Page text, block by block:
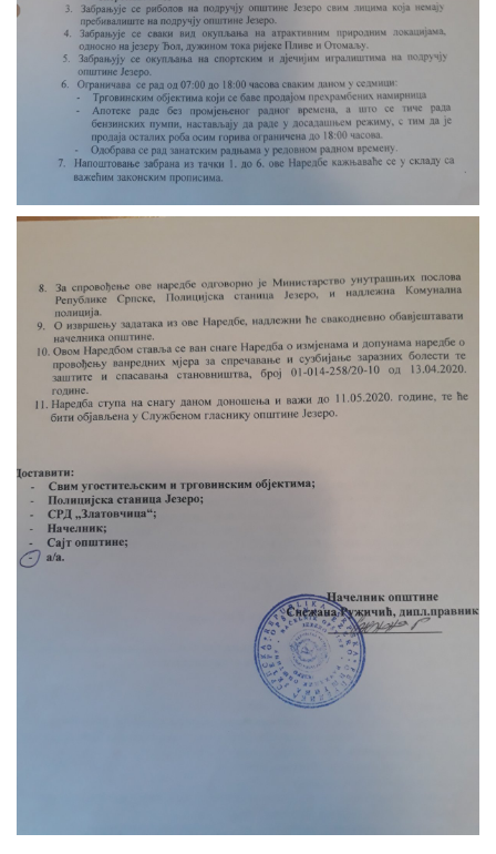
Zaštita od požara
COVID 19
Geoistraživanja
FINANSIJE
Poljoprivreda
Turizam
Sport
CIVILNA ZAŠTITA
KONTAKT